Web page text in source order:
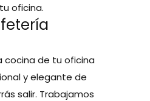
oficina.
cocina de tu oficina
y elegante de
salir. Trabajamos